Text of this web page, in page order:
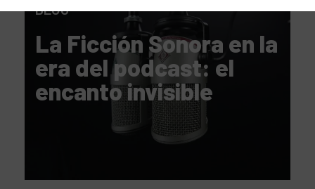
BLOG
La Ficción Sonora en la
era del podcast: el
encanto invisible